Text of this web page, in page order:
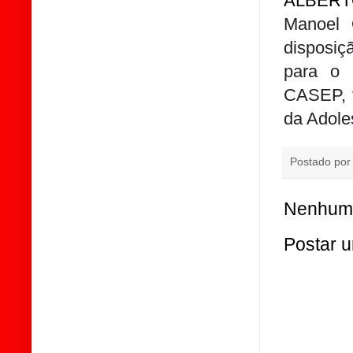
para o
da
Postado por
Postar